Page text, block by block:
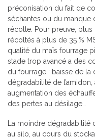
préconisation du fait de
séchantes ou du manque
récolte. Pour preuve, plus
récoltés à plus de 35 %
qualité du maïs fourrage
stade trop avancé a des
du fourrage : baisse de
dégradabilité de
augmentation des
des pertes au désilage…
La moindre dégradabilité
au silo, au cours du